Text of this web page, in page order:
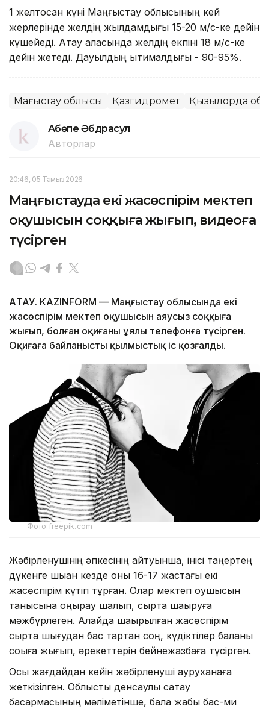
1 желтоқсан күні Маңғыстау облысының кей
жерлерінде желдің жылдамдығы 15-20 м/с-ке дейін
күшейеді. Ақтау қаласында желдің екпіні 18 м/с-ке
дейін жетеді. Дауылдың ықтималдығы - 90-95%.
Маңғыстау облысы Қазгидромет Қызылорда
Ақбөпе Әбдрасул
Авторлар
20:46, 05 Тамыз 2026
Маңғыстауда екі жасөспірім мектеп
оқушысын соққыға жығып, видеоға
түсірген
АҚТАУ. KAZINFORM — Маңғыстау облысында екі
жасөспірім мектеп оқушысын аяусыз соққыға
жығып, болған оқиғаны ұялы телефонға түсірген.
Оқиғаға байланысты қылмыстық іс қозғалды.
Фото:freepik.com
Жәбірленушінің әпкесінің айтуынша, інісі таңертең
дүкенге шыққан кезде оны 16-17 жастағы екі
жасөспірім күтіп тұрған. Олар мектеп оқушысын
танысына қоңырау шалып, сыртқа шақыруға
мәжбүрлеген. Алайда шақырылған жасөспірім
сыртқа шығудан бас тартқан соң, күдіктілер баланы
соққыға жығып, әрекеттерін бейнежазбаға түсірген.
Осы жағдайдан кейін жәбірленуші ауруханаға
жеткізілген. Облыстық денсаулық сақтау
басқармасының мәліметінше, бала жабық бас-ми